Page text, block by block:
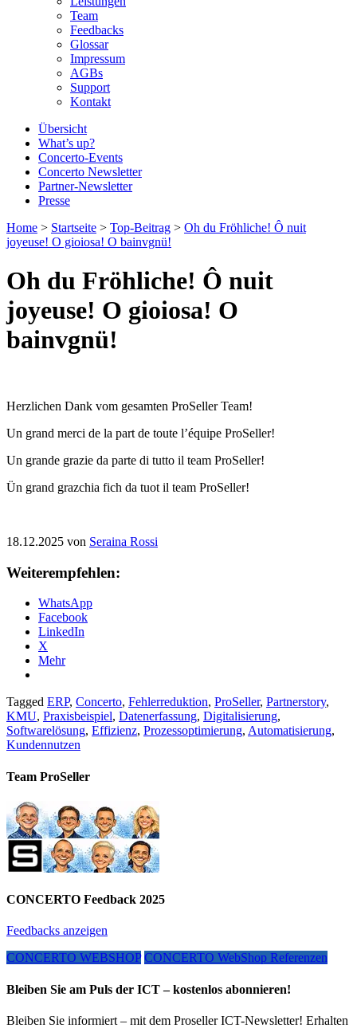
Team
Feedbacks
Glossar
Impressum
AGBs
Support
Kontakt
Übersicht
What’s up?
Concerto-Events
Concerto Newsletter
Partner-Newsletter
Presse
Home > Startseite > Top-Beitrag > Oh du Fröhliche! Ô nuit
joyeuse! O gioiosa! O bainvgnü!
Oh du Fröhliche! Ô nuit
joyeuse! O gioiosa! O
bainvgnü!
Herzlichen Dank vom gesamten ProSeller Team!
Un grand merci de la part de toute l’équipe ProSeller!
Un grande grazie da parte di tutto il team ProSeller!
Ün grand grazchia fich da tuot il team ProSeller!
18.12.2025 von Seraina Rossi
Weiterempfehlen:
WhatsApp
Facebook
LinkedIn
X
Mehr
Tagged ERP, Concerto, Fehlerreduktion, ProSeller, Partnerstory,
KMU, Praxisbeispiel, Datenerfassung, Digitalisierung,
Softwarelösung, Effizienz, Prozessoptimierung, Automatisierung,
Kundennutzen
Team ProSeller
CONCERTO Feedback 2025
Feedbacks anzeigen
CONCERTO WEBSHOP CONCERTO WebShop Referenzen
Bleiben Sie am Puls der ICT – kostenlos abonnieren!
Bleiben Sie informiert – mit dem Proseller ICT-Newsletter! Erhalten